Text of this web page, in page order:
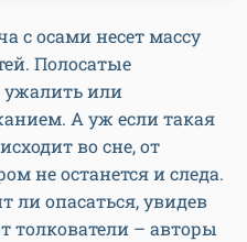
с осами несет массу
Полосатые
ужалить или
А уж если такая
во сне, от
не останется и следа.
ли опасаться, увидев
толкователи – авторы